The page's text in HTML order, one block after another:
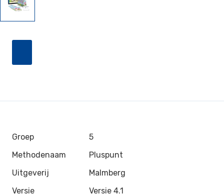
Groep
5
Methodenaam
Pluspunt
Uitgeverij
Malmberg
Versie
Versie 4.1